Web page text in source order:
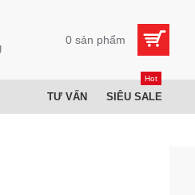
0 sản phẩm
TƯ VẤN SIÊU SALE
Hot